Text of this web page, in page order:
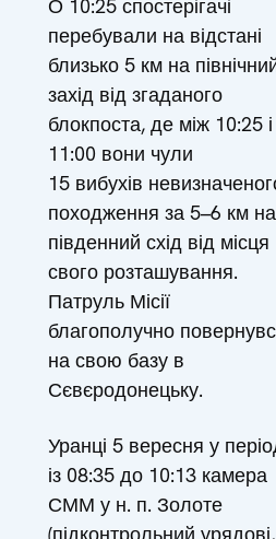
О 10:25 спостерігачі
перебували на відстані
близько 5 км на
захід від згаданого
блокпоста, де між 10:25 і
11:00 вони чули
15 вибухів
походження за 5–6 км на
південний схід від місця
свого розташування.
Патруль Місії
благополучно
на свою базу в
Сєвєродонецьку.
Уранці 5 вересня у
із 08:35 до 10:13 камера
СММ у н. п. Золоте